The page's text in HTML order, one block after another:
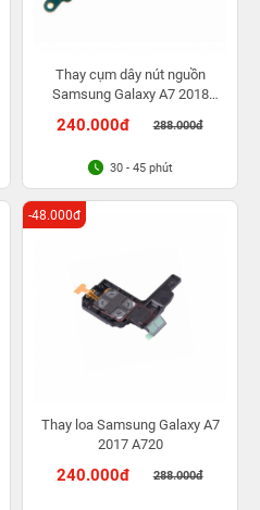
Thay cụm dây nút nguồn
Samsung Galaxy A7 2018
240.000đ 288.000đ
30 - 45 phút
Thay loa Samsung Galaxy A7
2017 A720
240.000đ 288.000đ
-48.000đ